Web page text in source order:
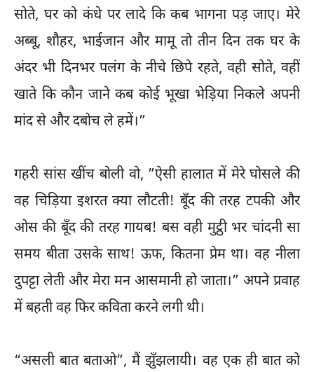
सोते, घर को कंधे पर लादे कि कब भागना पड़ जाए। मेरे
अब्बू, शौहर, भाईजान और मामू तो तीन दिन तक घर के
अंदर भी दिनभर पलंग के नीचे छिपे रहते, वही सोते, वहीं
खाते कि कौन जाने कब कोई भूखा भेड़िया निकले अपनी
मांद से और दबोच ले हमें।”
गहरी सांस खींच बोली वो, ”ऐसी हालात में मेरे घोसले की
वह चिड़िया इशरत क्या लौटती! बूँद की तरह टपकी और
ओस की बूँद की तरह गायब! बस वही मुट्ठी भर चांदनी सा
समय बीता उसके साथ! ऊफ, कितना प्रेम था। वह नीला
दुपट्टा लेती और मेरा मन आसमानी हो जाता।” अपने प्रवाह
में बहती वह फिर कविता करने लगी थी।
“असली बात बताओ”, मैं झुँझलायी। वह एक ही बात को